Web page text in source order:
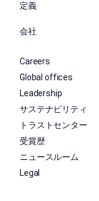
定義
会社
Careers
Global offices
Leadership
サステナビリティ
トラストセンター
受賞歴
ニュースルーム
Legal